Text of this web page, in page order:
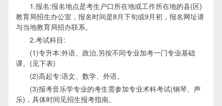
1.报名:报名地点是考生户口所在地或工作所在地的县(区)
教育局招生办公室，报名时间是8月下旬或9月初，报名网址请
与当地教育局招办联系。
2.考试科目:
(1)专升本:外语、政治,另按不同专业加考一门专业基础
课。(见下表)
(2)高起专:语文、数学、外语。
(3)报考音乐学专业的考生需参加专业术科考试(钢琴、声
乐)，具体时间见招生报考指南。